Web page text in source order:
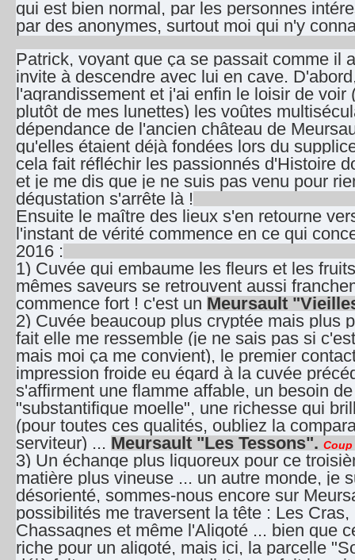
qui est bien normal, par les personnes
par des anonymes, surtout moi qui n'y
Patrick, voyant que ça se passait comme il
invite à descendre avec lui en cave.
l'agrandissement et j'ai enfin le loisir de voir
plutôt de mes lunettes) les voûtes
dépendance de l'ancien château de
qu'elles étaient déjà fondées lors du
cela fait réfléchir les passionnés d'Histoire
et je me dis que je ne suis pas venu pour
dégustation s'arrête là !
Ensuite le maître des lieux s'en retourne
l'instant de vérité commence en ce qui
2016 :
1) Cuvée qui embaume les fleurs et les
mêmes saveurs se retrouvent aussi
commence fort ! c'est un Meursault
2) Cuvée beaucoup plus cryptée mais plus
fait elle me ressemble (je ne sais pas si
mais moi ça me convient), le premier
impression froide eu égard à la cuvée
s'affirment une flamme affable, un besoin
"substantifique moelle", une richesse qui
(pour toutes ces qualités, oubliez la
serviteur) ... Meursault "Les Tessons".
3) Un échange plus liquoreux pour ce
matière plus vineuse ... un autre monde, je
désorienté, sommes-nous encore sur
possibilités me traversent la tête : Les
Chassagnes et même l'Aligoté ... bien que
riche pour un aligoté, mais ici, la parcelle